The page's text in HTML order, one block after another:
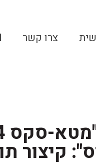
צרו קשר
קיצור